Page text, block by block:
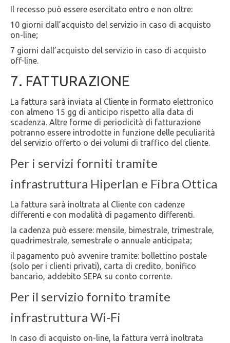
Il recesso può essere esercitato entro e non oltre:
10 giorni dall’acquisto del servizio in caso di acquisto
on-line;
7 giorni dall’acquisto del servizio in caso di acquisto
off-line.
7. FATTURAZIONE
La fattura sarà inviata al Cliente in formato elettronico
con almeno 15 gg di anticipo rispetto alla data di
scadenza. Altre forme di periodicità di fatturazione
potranno essere introdotte in funzione delle peculiarità
del servizio offerto o dei volumi di traffico del cliente.
Per i servizi forniti tramite
infrastruttura Hiperlan e Fibra Ottica
La fattura sarà inoltrata al Cliente con cadenze
differenti e con modalità di pagamento differenti.
la cadenza può essere: mensile, bimestrale, trimestrale,
quadrimestrale, semestrale o annuale anticipata;
il pagamento può avvenire tramite: bollettino postale
(solo per i clienti privati), carta di credito, bonifico
bancario, addebito SEPA su conto corrente.
Per il servizio fornito tramite
infrastruttura Wi-Fi
In caso di acquisto on-line, la fattura verrà inoltrata